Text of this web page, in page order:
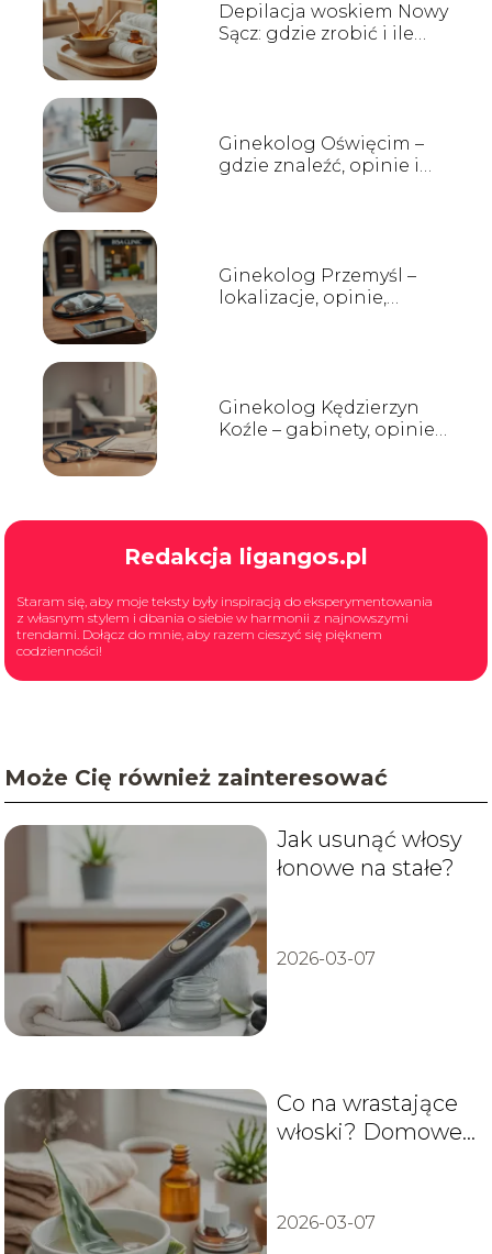
Depilacja woskiem Nowy
Sącz: gdzie zrobić i ile
Ginekolog Oświęcim –
gdzie znaleźć, opinie i
Ginekolog Przemyśl –
lokalizacje, opinie,
Ginekolog Kędzierzyn
Koźle – gabinety, opinie,
Redakcja ligangos.pl
Staram się, aby moje teksty były inspiracją do eksperymentowania
z własnym stylem i dbania o siebie w harmonii z najnowszymi
trendami. Dołącz do mnie, aby razem cieszyć się pięknem
codzienności!
Może Cię również zainteresować
Jak usunąć włosy
łonowe na stałe?
2026-03-07
Co na wrastające
włoski? Domowe
2026-03-07